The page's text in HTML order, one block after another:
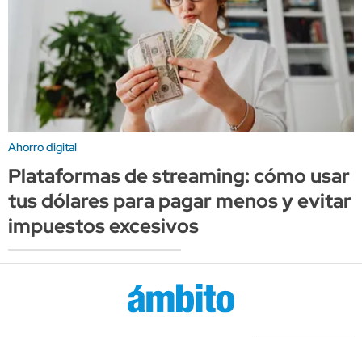
Ahorro digital
Plataformas de streaming: cómo usar
tus dólares para pagar menos y evitar
impuestos excesivos